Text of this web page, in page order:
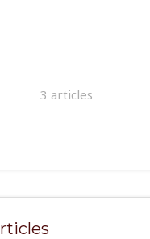
3 articles